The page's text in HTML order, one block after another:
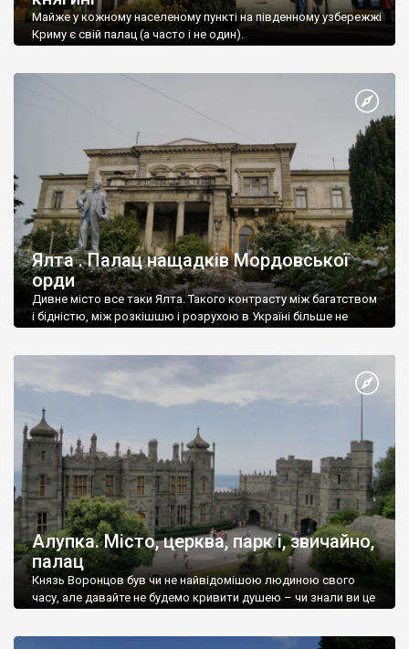
Майже у кожному населеному пункті на південному узбережжі
Криму є свій палац (а часто і не один).
Ялта . Палац нащадків Мордовської
орди
Дивне місто все таки Ялта. Такого контрасту між багатством
і бідністю, між розкішшю і розрухою в Україні більше не
Алупка. Місто, церква, парк і, звичайно,
палац
Князь Воронцов був чи не найвідомішою людиною свого
часу, але давайте не будемо кривити душею – чи знали ви це